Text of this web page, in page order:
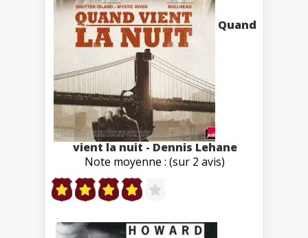
Quand
vient la nuit - Dennis Lehane
Note moyenne : (sur 2 avis)